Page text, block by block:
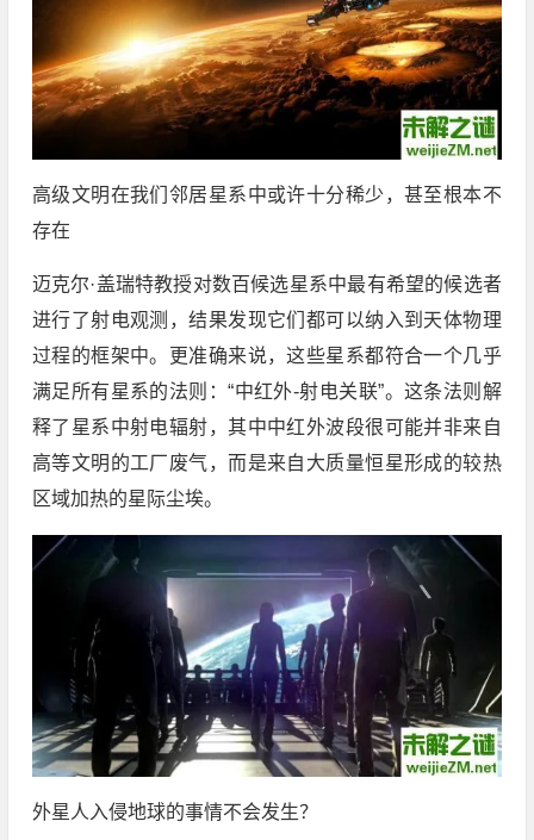
高级文明在我们邻居星系中或许十分稀少，甚至根本不
存在
迈克尔·盖瑞特教授对数百候选星系中最有希望的候选者
进行了射电观测，结果发现它们都可以纳入到天体物理
过程的框架中。更准确来说，这些星系都符合一个几乎
满足所有星系的法则：“中红外-射电关联”。这条法则解
释了星系中射电辐射，其中中红外波段很可能并非来自
高等文明的工厂废气，而是来自大质量恒星形成的较热
区域加热的星际尘埃。
外星人入侵地球的事情不会发生？